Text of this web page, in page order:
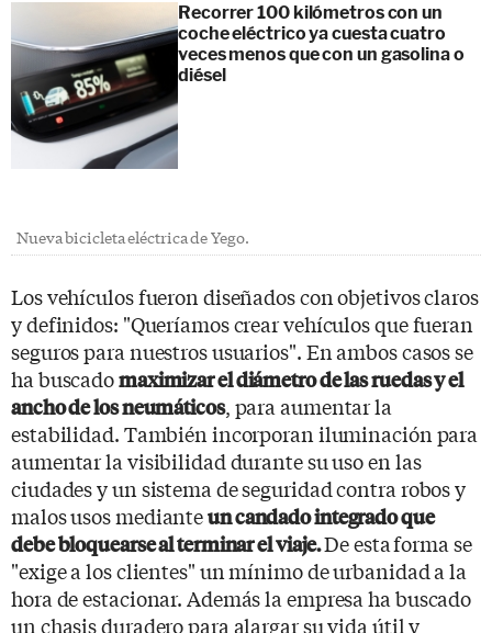
Recorrer 100 kilómetros con un
coche eléctrico ya cuesta cuatro
veces menos que con un gasolina o
diésel
Nueva bicicleta eléctrica de Yego.
Los vehículos fueron diseñados con objetivos claros
y definidos: "Queríamos crear vehículos que fueran
seguros para nuestros usuarios". En ambos casos se
ha buscadomaximizar el diámetro de las ruedas y el
ancho de los neumáticos, para aumentar la
estabilidad. También incorporan iluminación para
aumentar la visibilidad durante su uso en las
ciudades y un sistema de seguridad contra robos y
malos usos medianteun candado integrado que
debe bloquearse al terminar el viaje.De estaforma se
"exige a los clientes" un mínimo de urbanidad a la
hora de estacionar. Además la empresa ha buscado
un chasis duradero para alargar su vida útil y